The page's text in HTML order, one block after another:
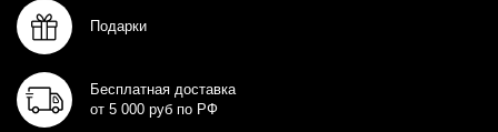
Подарки
Бесплатная доставка
от 5 000 руб по РФ